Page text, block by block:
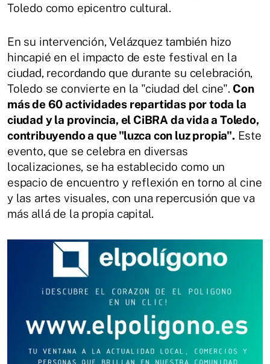
Toledo como epicentro cultural.
En su intervención, Velázquez también hizo
hincapié en el impacto de este festival en la
ciudad, recordando que durante su celebración,
Toledo se convierte en la "ciudad del cine". Con
más de 60 actividades repartidas por toda la
ciudad y la provincia, el CiBRA da vida a Toledo,
contribuyendo a que "luzca con luz propia". Este
evento, que se celebra en diversas
localizaciones, se ha establecido como un
espacio de encuentro y reflexión en torno al cine
y las artes visuales, con una repercusión que va
más allá de la propia capital.